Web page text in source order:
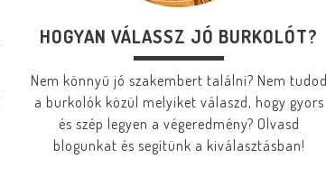
HOGYAN VÁLASSZ JÓ BURKOLÓT?
Nem könnyű jó szakembert találni? Nem tudod
a burkolók közül melyiket válaszd, hogy gyors
és szép legyen a végeredmény? Olvasd
blogunkat és segítünk a kiválasztásban!